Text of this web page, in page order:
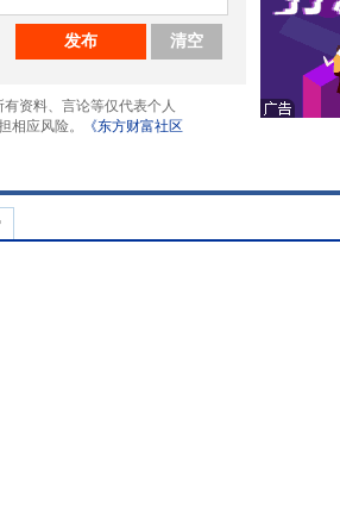
发布 清空
资料、言论等仅代表个人
相应风险。
《东方财富社区